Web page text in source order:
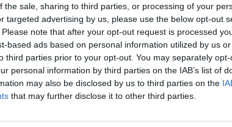
the sale, sharing to third parties, or processing of your
targeted advertising by us, please use the below opt-out
note that after your opt-out request is processed
based ads based on personal information utilized by us
third parties prior to your opt-out. You may separately
personal information by third parties on the IAB’s list of
may also be disclosed by us to third parties on the
that may further disclose it to other third parties.
impulsa una nueva edición de las ayudas para la
de Google de forma gratuita.
una nueva convocatoria de